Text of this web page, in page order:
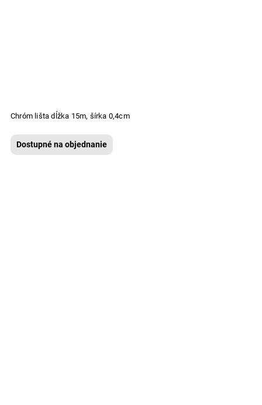
Chróm lišta dĺžka 15m, šírka 0,4cm
Dostupné na objednanie